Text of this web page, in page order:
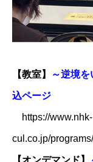
【教室】 ～逆境
込ページ
https://www.nhk-
cul.co.jp/